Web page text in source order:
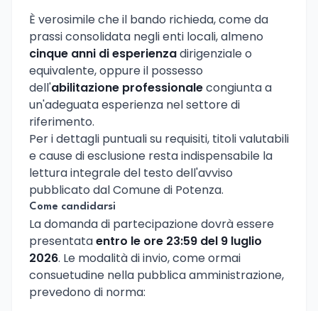
È verosimile che il bando richieda, come da
prassi consolidata negli enti locali, almeno
cinque anni di esperienzadirigenziale o
equivalente, oppure il possesso
dell'abilitazione professionalecongiunta a
un'adeguata esperienza nel settore di
riferimento.
Per i dettagli puntuali su requisiti, titoli valutabili
e cause di esclusione resta indispensabile la
lettura integrale del testo dell'avviso
pubblicato dal Comune di Potenza.
Come candidarsi
La domanda di partecipazione dovrà essere
presentataentro le ore 23:59 del 9 luglio
2026. Le modalità di invio, come ormai
consuetudine nella pubblica amministrazione,
prevedono di norma: